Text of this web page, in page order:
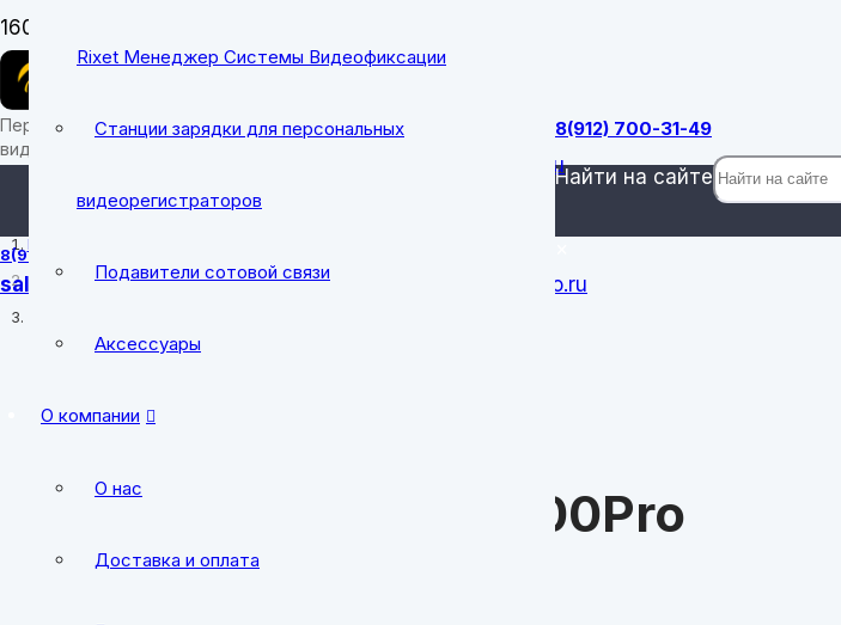
Персональные носимые
видеорегистраторы
sale@cobrapro.ru
tender@cobrapro.ru
Rixet Менеджер Системы Видеофиксации
Станции зарядки для персональных
видеорегистраторов
Подавители сотовой связи
Аксессуары
О компании
О нас
Доставка и оплата
8(912) 700-31-49
Найти на сайте
8(912) 700-31-49
sale@cobrapro.ru
Главная
EX100Pro